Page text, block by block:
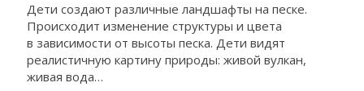
Дети создают различные ландшафты на песке.
Происходит изменение структуры и цвета
в зависимости от высоты песка. Дети видят
реалистичную картину природы: живой вулкан,
живая вода…